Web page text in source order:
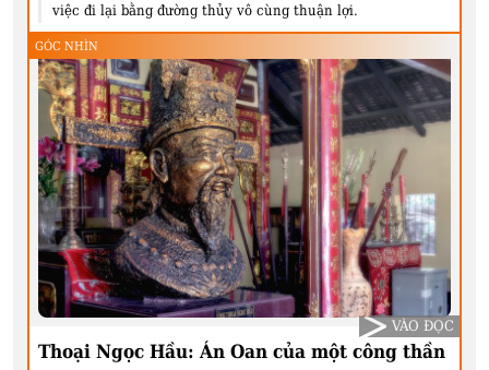
việc đi lại bằng đường thủy vô cùng thuận lợi.
GÓC NHÌN
Thoại Ngọc Hầu: Án Oan của một công thần
VÀO ĐỌC